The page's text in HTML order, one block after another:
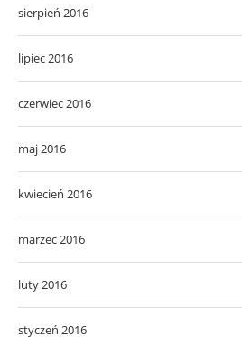
sierpień 2016
lipiec 2016
czerwiec 2016
maj 2016
kwiecień 2016
marzec 2016
luty 2016
styczeń 2016